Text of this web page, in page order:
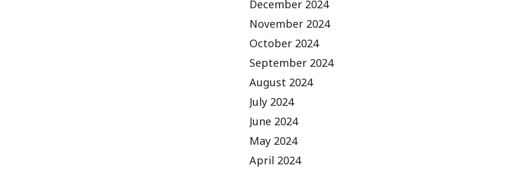
December 2024
November 2024
October 2024
September 2024
August 2024
July 2024
June 2024
May 2024
April 2024